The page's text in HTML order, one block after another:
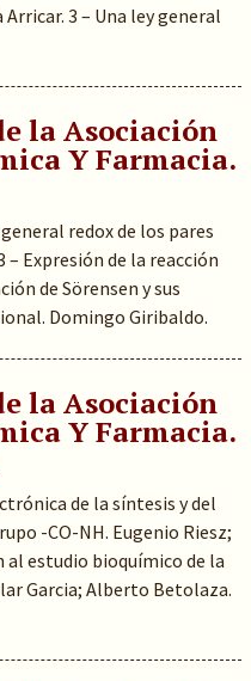
Arricar. 3 – Una ley general
la Asociación
Y Farmacia.
redox de los pares
Expresión de la reacción
de Sörensen y sus
Domingo Giribaldo.
la Asociación
Y Farmacia.
de la síntesis y del
-CO-NH. Eugenio Riesz;
al estudio bioquímico de la
Garcia; Alberto Betolaza.